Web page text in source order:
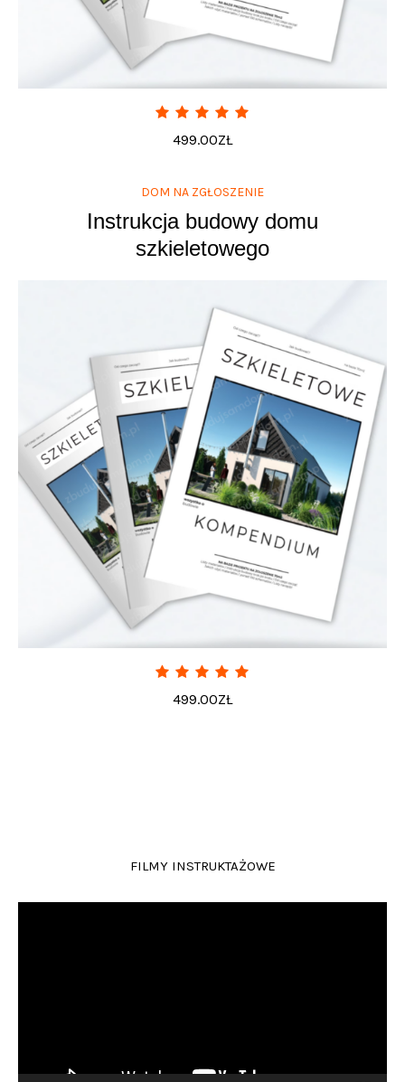
499.00ZŁ
DOM NA ZGŁOSZENIE
Instrukcja budowy domu
szkieletowego
499.00ZŁ
FILMY INSTRUKTAŻOWE